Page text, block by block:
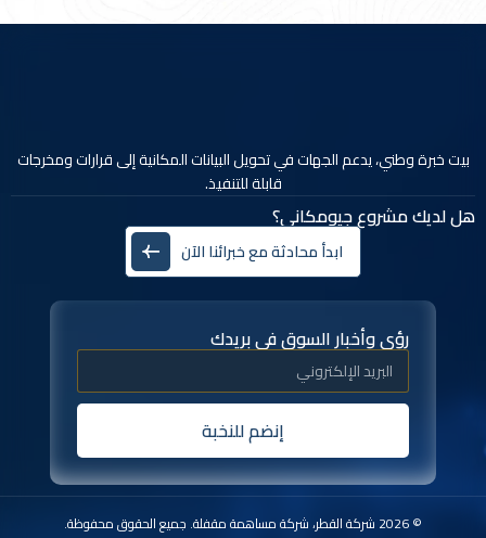
بيت خبرة وطني، يدعم الجهات في تحويل البيانات المكانية إلى قرارات ومخرجات
قابلة للتنفيذ.
هل لديك مشروع جيومكاني؟
ابدأ محادثة مع خبرائنا الآن
رؤى وأخبار السوق في بريدك
إنضم للنخبة
© 2026 شركة القطر، شركة مساهمة مقفلة. جميع الحقوق محفوظة.